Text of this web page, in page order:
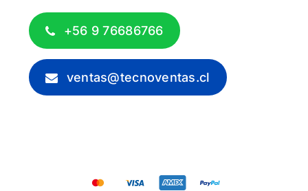
+56 9 76686766
ventas@tecnoventas.cl